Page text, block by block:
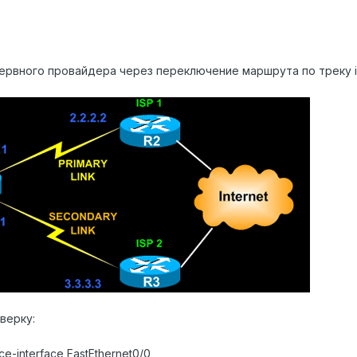
провайдера через переключение маршрута по треку
interface FastEthernet0/0